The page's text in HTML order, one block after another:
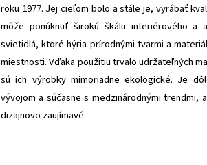
roku 1977. Jej cieľom bolo a stále je, vyrábať
môže ponúknuť širokú škálu interiérového a
svietidlá, ktoré hýria prírodnými tvarmi a
miestnosti. Vďaka použitiu trvalo udržateľných
sú ich výrobky mimoriadne ekologické. Je
vývojom a súčasne s medzinárodnými trendmi,
dizajnovo zaujímavé.